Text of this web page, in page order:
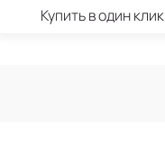
Купить в один клик